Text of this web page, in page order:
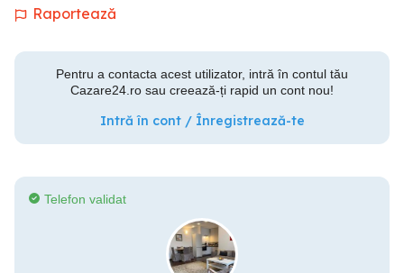
Raportează
Pentru a contacta acest utilizator, intră în contul tău
Cazare24.ro sau creează-ți rapid un cont nou!
Intră în cont / Înregistrează-te
Telefon validat